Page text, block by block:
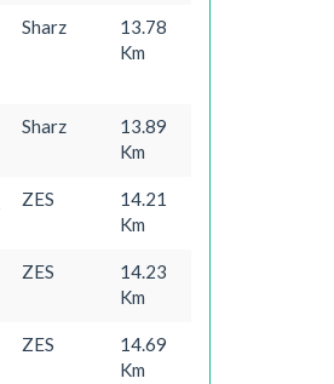
Sharz
13.78
Km
Sharz
13.89
Km
ZES
14.21
Km
ZES
14.23
Km
ZES
14.69
Km